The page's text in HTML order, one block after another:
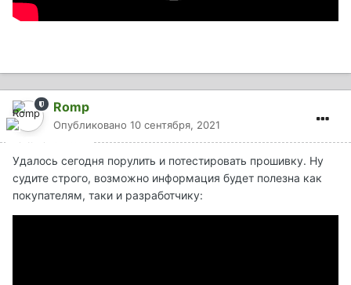
Romp
Опубликовано 10 сентября, 2021
Удалось сегодня порулить и потестировать прошивку. Ну
судите строго, возможно информация будет полезна как
покупателям, таки и разработчику: